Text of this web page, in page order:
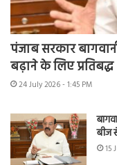
पंजाब सरकार
बढ़ाने के लिए प्रतिबद्ध
24 July 2026 - 1:45 PM
बीज
15